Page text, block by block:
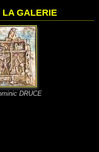
LA GALERIE
DRUCE